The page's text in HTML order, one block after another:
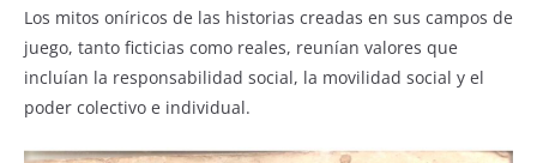
Los mitos oníricos de las historias creadas en sus campos de
juego, tanto ficticias como reales, reunían valores que
incluían la responsabilidad social, la movilidad social y el
poder colectivo e individual.